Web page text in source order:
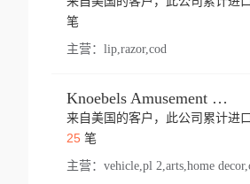
笔
主营： lip,razor,cod
Knoebels Amusement Resort
来自美国的客户，此公司累计进
25笔
主营：